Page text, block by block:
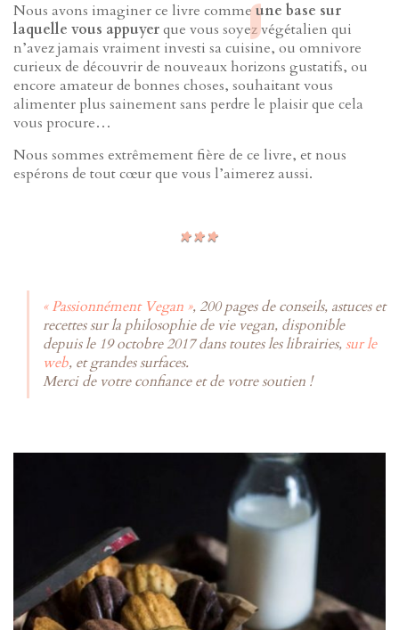
Nous avons imaginer ce livre commeune base sur
laquelle vous appuyerque vous soyez végétalien qui
n’avez jamais vraiment investi sa cuisine, ou omnivore
curieux de découvrir de nouveaux horizons gustatifs, ou
encore amateur de bonnes choses, souhaitant vous
alimenter plus sainement sans perdre le plaisir que cela
vous procure…
Nous sommes extrêmement fière de ce livre, et nous
espérons de tout cœur que vous l’aimerez aussi.
« Passionnément Vegan », 200 pages de conseils, astuces et
recettes sur la philosophie de vie vegan, disponible
depuis le 19 octobre 2017 dans toutes les librairies,sur le
web, et grandes surfaces.
Merci de votre confiance et de votre soutien !